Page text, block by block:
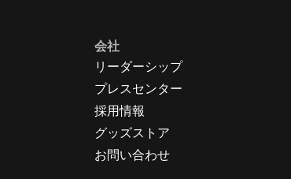
会社
リーダーシップ
プレスセンター
採用情報
グッズストア
お問い合わせ